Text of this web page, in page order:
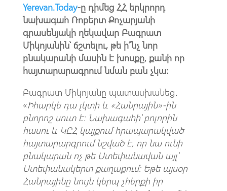
Yerevan.Today-ը դիմեց ՀՀ երկրորդ
նախագահ Ռոբերտ Քոչարյանի
գրասենյակի ղեկավար Բագրատ
Միկոյանին՝ ճշտելու, թե ի՞նչ նոր
բնակարանի մասին է խոսքը, քանի որ
հայտարարագրում նման բան չկա։
Բագրատ Միկոյանը պատասխանեց․
«Իհարկե դա լկտի և «Հանրային»-ին
բնորոշ սուտ է: Նախագահի՝ բոլորին
հասու և ԿԸՀ կայքում հրապարակված
հայտարարգրումնշված է, որ նա ունի
բնակարան ոչ թե Ստեփանավան այլ՝
Ստեփանակերտ քաղաքում: Եթե այսօր
Հանրայինը նույն կերպ չհերքի իր